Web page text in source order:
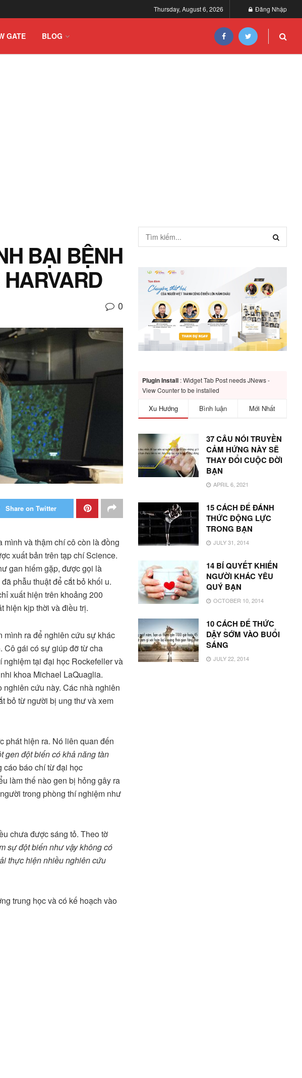
Thursday, August 6, 2026 Đăng Nhập
GATE BLOG
BẠI BỆNH
0
Share on Twitter
và thậm chí cô còn là đồng
xuất bản trên tạp chí Science.
gan hiếm gặp, được gọi là
phẫu thuật để cắt bỏ khối u.
xuất hiện trên khoảng 200
hiện kịp thời và điều trị.
mình ra để nghiên cứu sự khác
Cô gái có sự giúp đỡ từ cha
tại đại học Rockefeller và
khoa Michael LaQuaglia.
nghiên cứu này. Các nhà nghiên
bỏ từ người bị ung thư và xem
phát hiện ra. Nó liên quan đến
gen đột biến có khả năng tàn
cáo báo chí từ đại học
làm thế nào gen bị hỏng gây ra
trong phòng thí nghiệm như
chưa được sáng tỏ. Theo tờ
sự đột biến như vậy không có
thực hiện nhiều nghiên cứu
trung học và có kế hoạch vào
Plugin Install : Widget Tab Post needs JNews -
View Counter to be installed
Xu Hướng Bình luận Mới Nhất
37 CÂU NÓI TRUYỀN
CẢM HỨNG NÀY SẼ
THAY ĐỔI CUỘC ĐỜI
BẠN
APRIL 6, 2021
15 CÁCH ĐỂ ĐÁNH
THỨC ĐỘNG LỰC
TRONG BẠN
JULY 31, 2014
14 BÍ QUYẾT KHIẾN
NGƯỜI KHÁC YÊU
QUÝ BẠN
OCTOBER 10, 2014
10 CÁCH ĐỂ THỨC
DẬY SỚM VÀO BUỔI
SÁNG
JULY 22, 2014